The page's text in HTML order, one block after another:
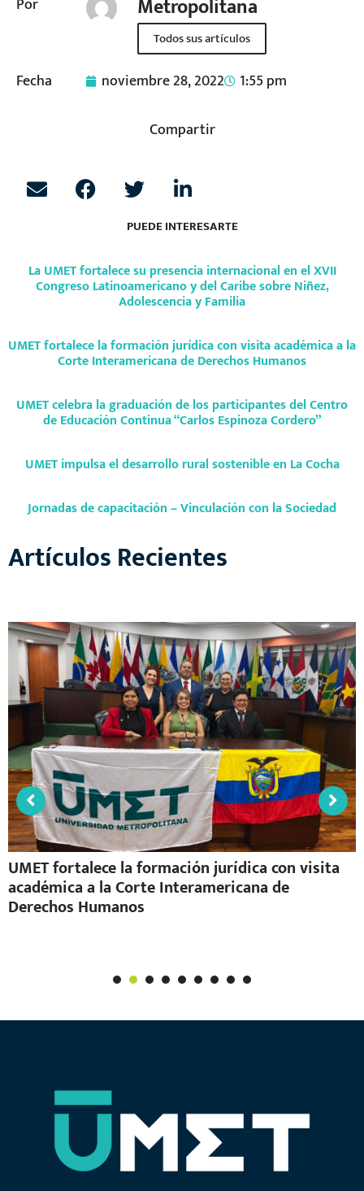
Metropolitana
Todos sus artículos
Fecha noviembre 28, 2022 1:55 pm
Compartir
PUEDE INTERESARTE
La UMET fortalece su presencia internacional en el XVII
Congreso Latinoamericano y del Caribe sobre Niñez,
Adolescencia y Familia
UMET fortalece la formación jurídica con visita académica a la
Corte Interamericana de Derechos Humanos
UMET celebra la graduación de los participantes del Centro
de Educación Continua “Carlos Espinoza Cordero”
UMET impulsa el desarrollo rural sostenible en La Cocha
Jornadas de capacitación – Vinculación con la Sociedad
Artículos Recientes
UMET fortalece la formación jurídica con visita
académica a la Corte Interamericana de
Derechos Humanos
1